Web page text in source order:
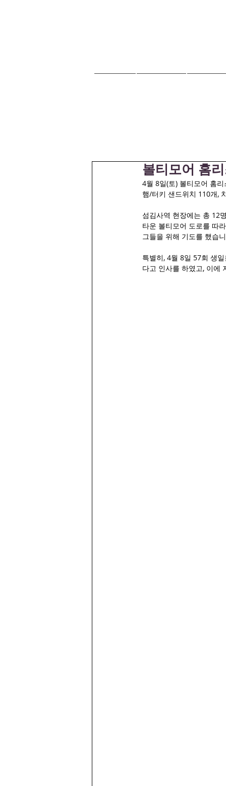
볼티모어 홈
4월 8일(토) 볼티모어 홈
햄/터키 샌드위치 110개,
섬김사역 현장에는 총 12
타운 볼티모어 도로를 따
그들을 위해 기도를 했습
특별히, 4월 8일 57회 생
다고 인사를 하였고, 이에